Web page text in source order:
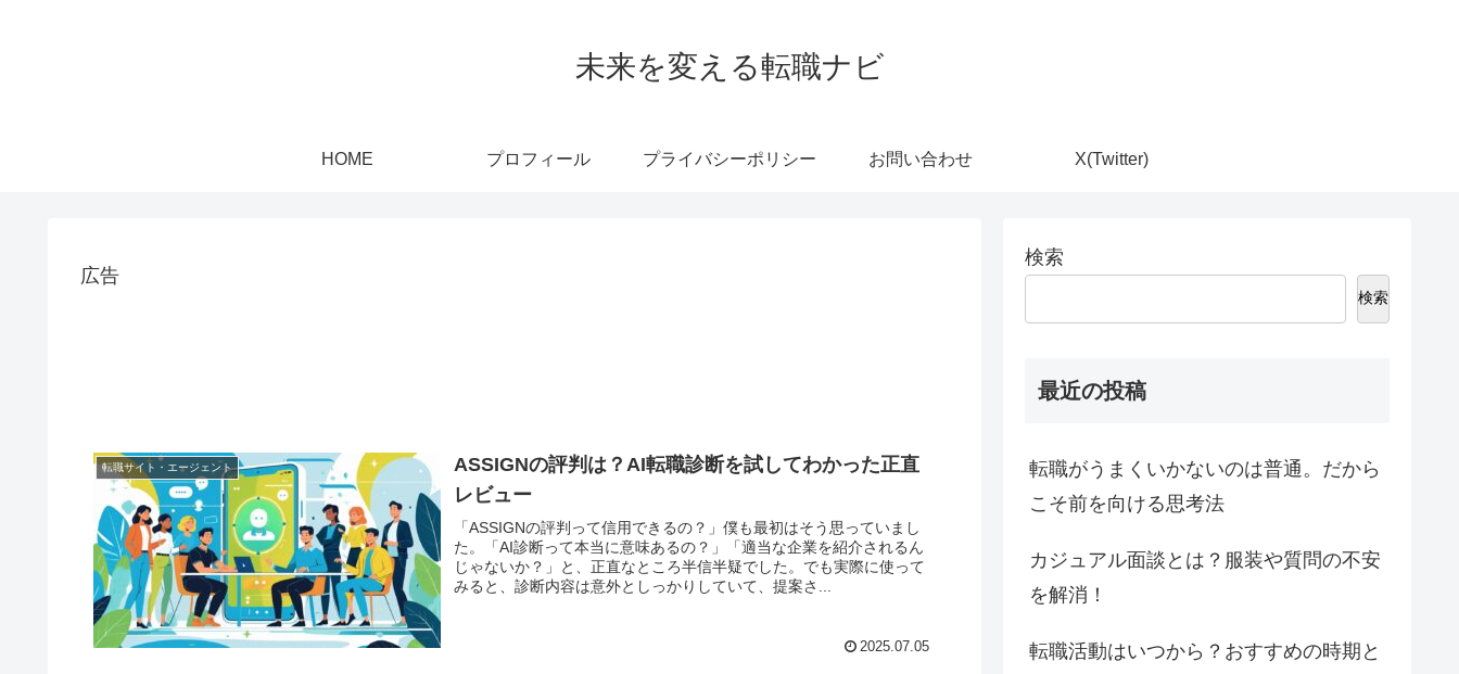
未来を変える転職ナビ
HOME プロフィール プライバシーポリシー お問い合わせ X(Twitter)
広告
転職サイト・エージェント
ASSIGNの評判は？AI転職診断を試してわかった正直
レビュー
「ASSIGNの評判って信用できるの？」僕も最初はそう思っていまし
た。「AI診断って本当に意味あるの？」「適当な企業を紹介されるん
じゃないか？」と、正直なところ半信半疑でした。でも実際に使って
みると、診断内容は意外としっかりしていて、提案さ...
2025.07.05
検索
検索
最近の投稿
転職がうまくいかないのは普通。だから
こそ前を向ける思考法
カジュアル面談とは？服装や質問の不安
を解消！
転職活動はいつから？おすすめの時期と